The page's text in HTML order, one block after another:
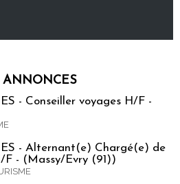
ANNONCES
- Conseiller voyages H/F -
- Alternant(e) Chargé(e) de
F - (Massy/Evry (91))